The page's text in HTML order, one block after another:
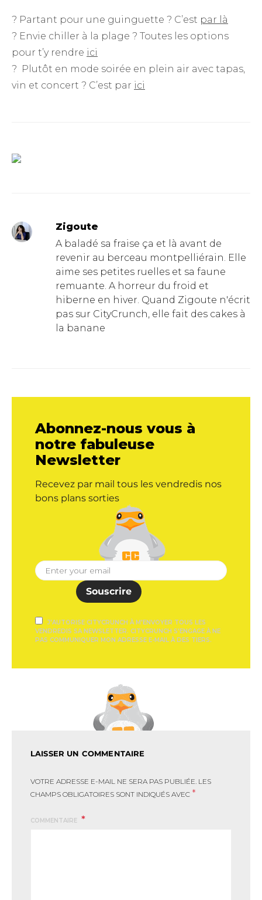
? Partant pour une guinguette ? C’est par là
? Envie chiller à la plage ? Toutes les options
pour t’y rendre ici
? Plutôt en mode soirée en plein air avec tapas,
vin et concert ? C’est par ici
Zigoute
A baladé sa fraise ça et là avant de
revenir au berceau montpelliérain. Elle
aime ses petites ruelles et sa faune
remuante. A horreur du froid et
hiberne en hiver. Quand Zigoute n'écrit
pas sur CityCrunch, elle fait des cakes à
la banane
Abonnez-nous vous à
notre fabuleuse
Newsletter
Recevez par mail tous les vendredis nos
bons plans sorties
Souscrire
J'AUTORISE CITYCRUNCH À M'ENVOYER TOUS LES
VENDREDIS SA NEWSLETTER. CITYCRUNCH S'ENGAGE À NE
PAS COMMUNIQUER MON ADRESSE E-MAIL À DES TIERS.
LAISSER UN COMMENTAIRE
VOTRE ADRESSE E-MAIL NE SERA PAS PUBLIÉE. LES
CHAMPS OBLIGATOIRES SONT INDIQUÉS AVEC *
COMMENTAIRE